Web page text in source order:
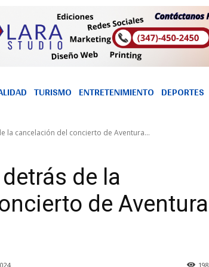
TURISMO ENTRETENIMIENTO DEPORTES
la cancelación del concierto de Aventura...
de la
de Aventura
198